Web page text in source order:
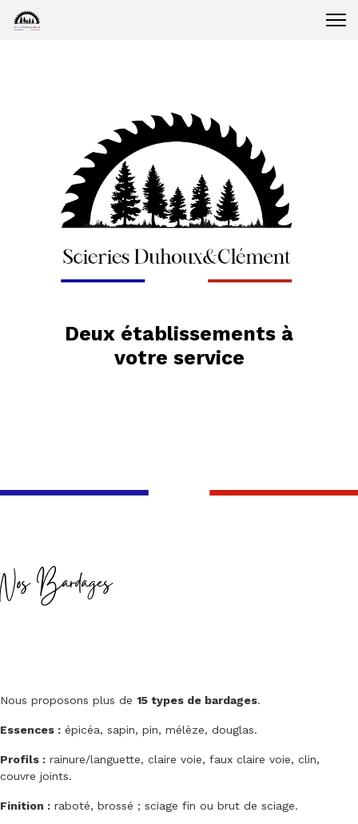
Deux établissements à
votre service
Nos Bardages
Nous proposons plus de 15 types de bardages.
Essences : épicéa, sapin, pin, mélèze, douglas.
Profils : rainure/languette, claire voie, faux claire voie, clin,
couvre joints.
Finition : raboté, brossé ; sciage fin ou brut de sciage.